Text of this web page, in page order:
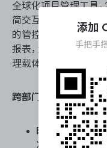
全球化项目管理工具
简交互体验基础上，
的管控深度。它通过
报表，为需要跨职能
理载体。
跨部门协作瀑布管理
时间线与阶段依
准的甘特图操作
添加
手把手